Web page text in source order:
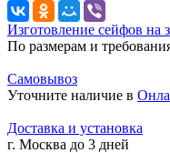
Изготовление сейфов на
По размерам и
Самовывоз
Уточните наличие в
Доставка и установка
г. Москва до 3 дней